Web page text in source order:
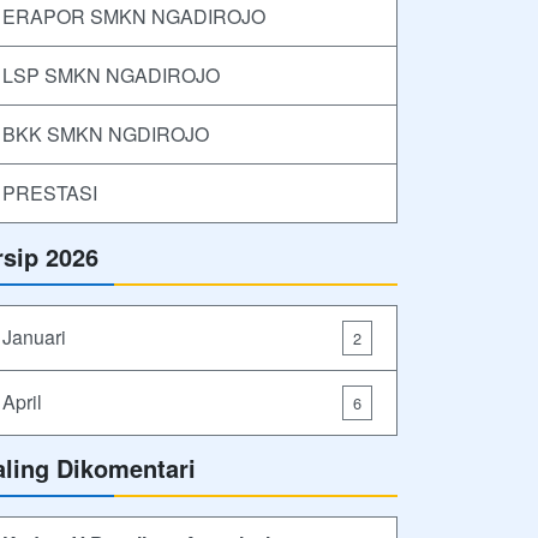
ERAPOR SMKN NGADIROJO
LSP SMKN NGADIROJO
BKK SMKN NGDIROJO
PRESTASI
2026
Januari 2
April 6
Dikomentari